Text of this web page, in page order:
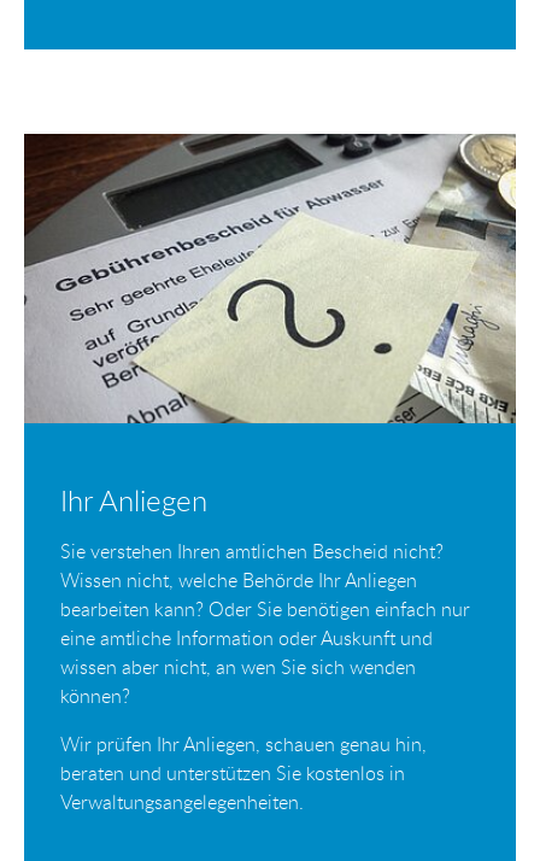
Ihr Anliegen
Sie verstehen Ihren amtlichen Bescheid nicht?
Wissen nicht, welche Behörde Ihr Anliegen
bearbeiten kann? Oder Sie benötigen einfach nur
eine amtliche Information oder Auskunft und
wissen aber nicht, an wen Sie sich wenden
können?
Wir prüfen Ihr Anliegen, schauen genau hin,
beraten und unterstützen Sie kostenlos in
Verwaltungsangelegenheiten.